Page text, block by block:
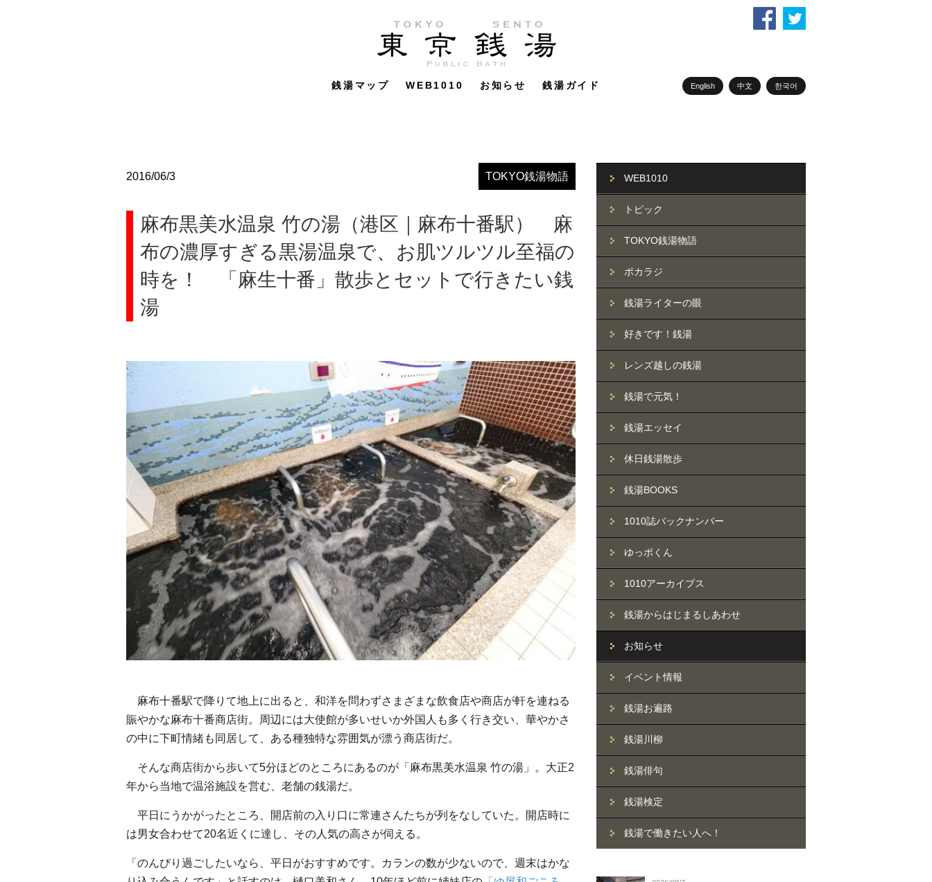
銭湯マップ WEB1010 お知らせ 銭湯ガイド English 中文 한국어
2016/06/3 TOKYO銭湯物語
麻布黒美水温泉 竹の湯（港区｜麻布十番駅） 麻
布の濃厚すぎる黒湯温泉で、お肌ツルツル至福の
時を！ 「麻生十番」散歩とセットで行きたい銭
湯
麻布十番駅で降りて地上に出ると、和洋を問わずさまざまな飲食店や商店が軒を連ねる
賑やかな麻布十番商店街。周辺には大使館が多いせいか外国人も多く行き交い、華やかさ
の中に下町情緒も同居して、ある種独特な雰囲気が漂う商店街だ。
そんな商店街から歩いて5分ほどのところにあるのが「麻布黒美水温泉 竹の湯」。大正2
年から当地で温浴施設を営む、老舗の銭湯だ。
平日にうかがったところ、開店前の入り口に常連さんたちが列をなしていた。開店時に
は男女合わせて20名近くに達し、その人気の高さが伺える。
「のんびり過ごしたいなら、平日がおすすめです。カランの数が少ないので、週末はかな
WEB1010
トピック
TOKYO銭湯物語
ポカラジ
銭湯ライターの眼
好きです！銭湯
レンズ越しの銭湯
銭湯で元気！
銭湯エッセイ
休日銭湯散歩
銭湯BOOKS
1010誌バックナンバー
ゆっポくん
1010アーカイブス
銭湯からはじまるしあわせ
お知らせ
イベント情報
銭湯お遍路
銭湯川柳
銭湯俳句
銭湯検定
銭湯で働きたい人へ！